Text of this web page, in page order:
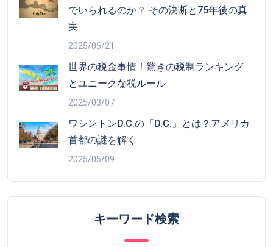
でいられるのか？ その決断と75年後の真
実
2025/06/21
世界の税金事情！驚きの税制ランキング
とユニークな税ルール
2025/03/07
ワシントンD.C.の「D.C.」とは？アメリカ
首都の謎を解く
2025/06/09
キーワード検索